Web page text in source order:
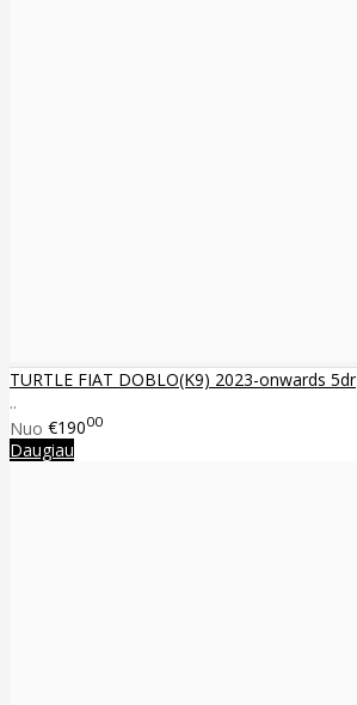
TURTLE FIAT DOBLO(K9) 2023-onwards 5dr
..
Nuo €19000
Daugiau